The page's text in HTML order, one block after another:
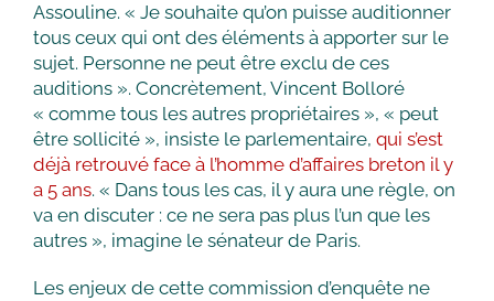
Assouline. « Je souhaite qu’on puisse auditionner
tous ceux qui ont des éléments à apporter sur le
sujet. Personne ne peut être exclu de ces
auditions ». Concrètement, Vincent Bolloré
« comme tous les autres propriétaires », « peut
être sollicité », insiste le parlementaire, qui s’est
déjà retrouvé face à l’homme d’affaires breton il y
a 5 ans. « Dans tous les cas, il y aura une règle, on
va en discuter : ce ne sera pas plus l’un que les
autres », imagine le sénateur de Paris.
Les enjeux de cette commission d’enquête ne